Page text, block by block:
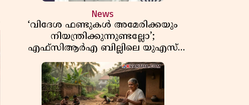
News
‘വിദേശ ഫണ്ടുകൾ അമേരിക്കയും
നിയന്ത്രിക്കുന്നുണ്ടല്ലോ’;
എഫ്സിആർഎ ബില്ലിലെ യുഎസ്
വിമർശനങ്ങൾക്ക് മറുപടിയുമായി ഇന്ത്യ